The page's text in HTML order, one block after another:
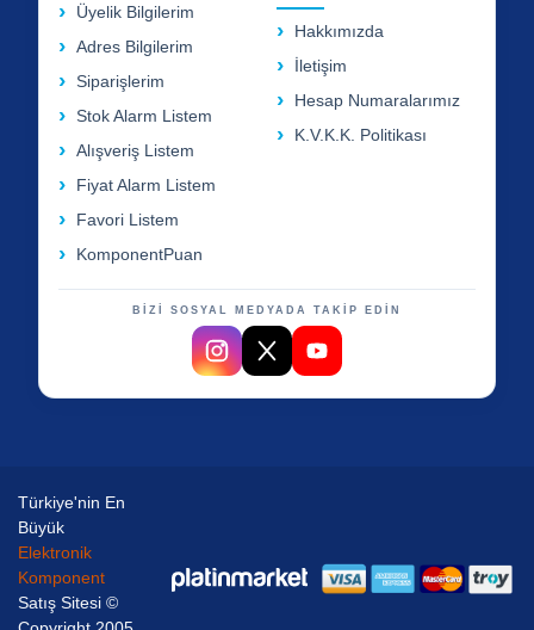
Üyelik Bilgilerim
Adres Bilgilerim
Siparişlerim
Stok Alarm Listem
Alışveriş Listem
Fiyat Alarm Listem
Favori Listem
KomponentPuan
Hakkımızda
İletişim
Hesap Numaralarımız
K.V.K.K. Politikası
BİZİ SOSYAL MEDYADA TAKİP EDİN
Türkiye'nin En
Büyük
Elektronik
Komponent
Satış Sitesi ©